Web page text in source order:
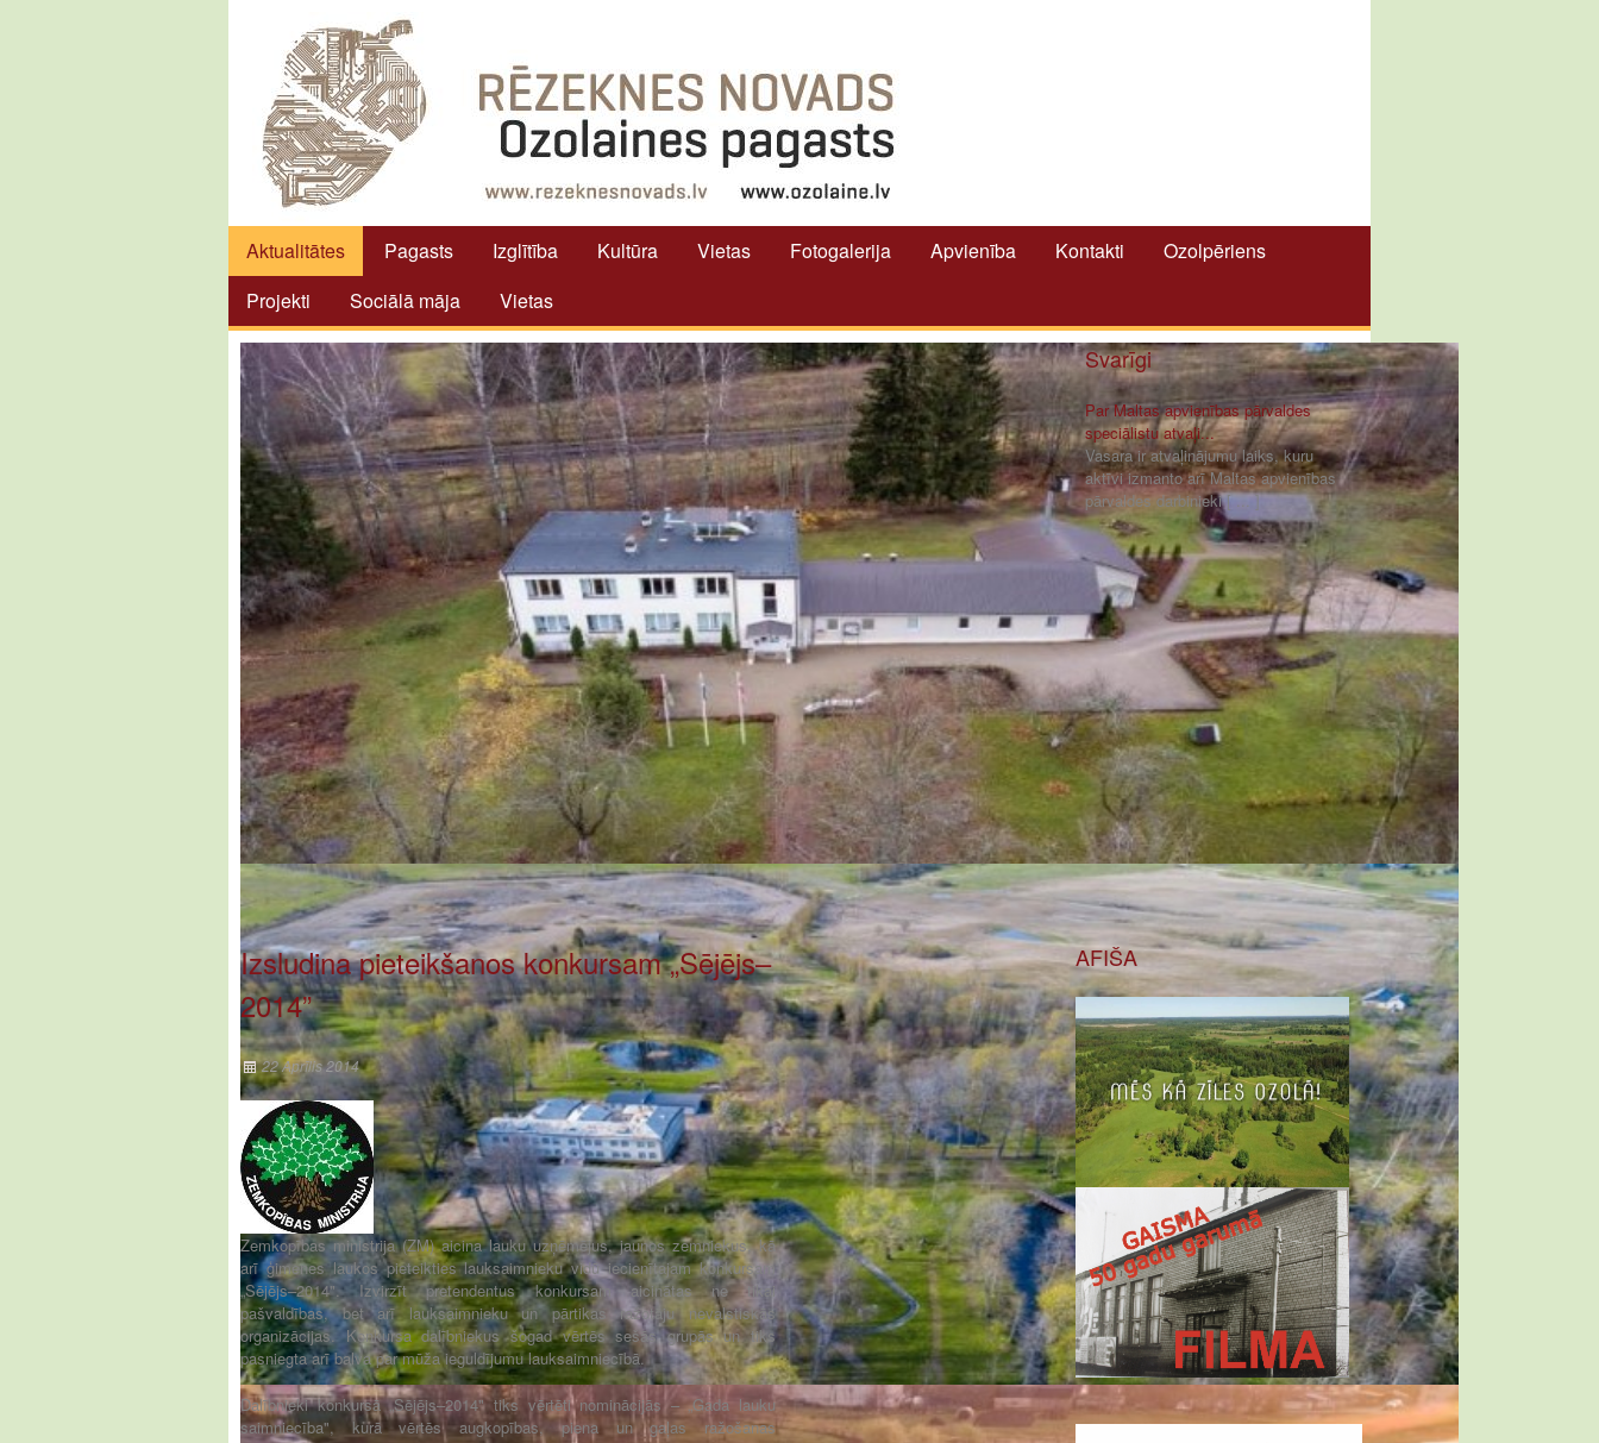
Aktualitātes Pagasts Izglītība Kultūra Vietas Fotogalerija Apvienība Kontakti
Ozolpēriens
Projekti
Sociālā māja Vietas
Svarīgi
Par Maltas apvienības pārvaldes
speciālistu atvaļi...
Vasara ir atvaļinājumu laiks, kuru
aktīvi izmanto arī Maltas apvienības
pārvaldes darbinieki [ ... ]
Izsludina pieteikšanos konkursam „Sējējs–
2014”
22 Aprīlis 2014
Zemkopības ministrija (ZM) aicina lauku uzņēmējus, jaunos zemniekus, kā
arī ģimenes laukos pieteikties lauksaimnieku vidū iecienītajam konkursam
„Sējējs–2014". Izvirzīt pretendentus konkursam aicinātas ne tikai
pašvaldības, bet arī lauksaimnieku un pārtikas ražotāju nevalstiskās
organizācijas. Konkursa dalībniekus šogad vērtēs sešās grupās un tiks
pasniegta arī balva par mūža ieguldījumu lauksaimniecībā.
Dalībnieki konkursā „Sējējs–2014" tiks vērtēti nominācijās – „Gada lauku
saimniecība", kurā vērtēs augkopības, piena un gaļas ražošanas
AFIŠA